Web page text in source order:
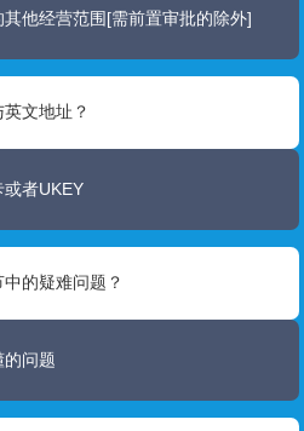
他经营范围[需前置审批的除外]
文地址？
者UKEY
的疑难问题？
问题